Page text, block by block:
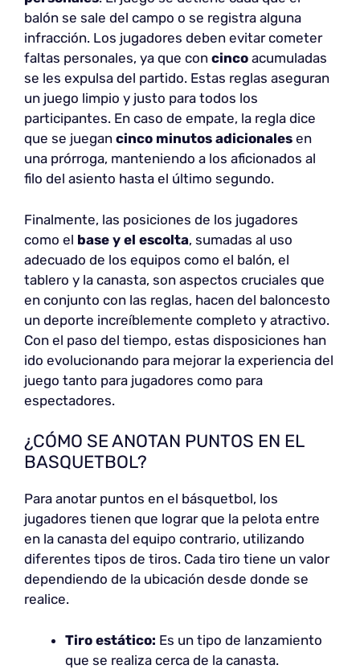
balón se sale del campo o se registra alguna
infracción. Los jugadores deben evitar cometer
faltas personales, ya que con cinco acumuladas
se les expulsa del partido. Estas reglas aseguran
un juego limpio y justo para todos los
participantes. En caso de empate, la regla dice
que se juegan cinco minutos adicionales en
una prórroga, manteniendo a los aficionados al
filo del asiento hasta el último segundo.
Finalmente, las posiciones de los jugadores
como el base y el escolta, sumadas al uso
adecuado de los equipos como el balón, el
tablero y la canasta, son aspectos cruciales que
en conjunto con las reglas, hacen del baloncesto
un deporte increíblemente completo y atractivo.
Con el paso del tiempo, estas disposiciones han
ido evolucionando para mejorar la experiencia del
juego tanto para jugadores como para
espectadores.
¿CÓMO SE ANOTAN PUNTOS EN EL
BASQUETBOL?
Para anotar puntos en el básquetbol, los
jugadores tienen que lograr que la pelota entre
en la canasta del equipo contrario, utilizando
diferentes tipos de tiros. Cada tiro tiene un valor
dependiendo de la ubicación desde donde se
realice.
Tiro estático: Es un tipo de lanzamiento
que se realiza cerca de la canasta.